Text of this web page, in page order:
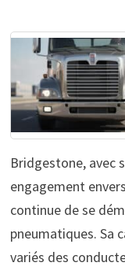
Bridgestone, avec
engagement
continue de se
pneumatiques. Sa
variés des